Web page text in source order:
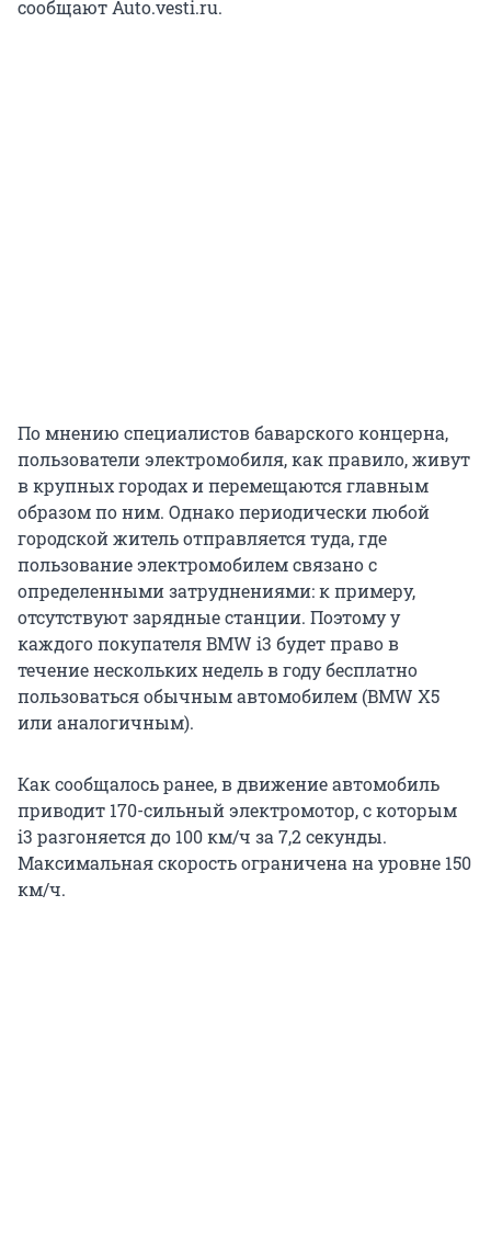
сообщают Auto.vesti.ru.
По мнению специалистов баварского концерна,
пользователи электромобиля, как правило, живут
в крупных городах и перемещаются главным
образом по ним. Однако периодически любой
городской житель отправляется туда, где
пользование электромобилем связано с
определенными затруднениями: к примеру,
отсутствуют зарядные станции. Поэтому у
каждого покупателя BMW i3 будет право в
течение нескольких недель в году бесплатно
пользоваться обычным автомобилем (BMW X5
или аналогичным).
Как сообщалось ранее, в движение автомобиль
приводит 170-сильный электромотор, с которым
i3 разгоняется до 100 км/ч за 7,2 секунды.
Максимальная скорость ограничена на уровне 150
км/ч.